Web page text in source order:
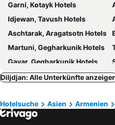
Garni, Kotayk Hotels
Idjewan, Tavush Hotels
Aschtarak, Aragatsotn Hotels
Martuni, Gegharkunik Hotels
Gavar, Gegharkunik Hotels
Abowian, Kotayk Hotels
Tsaghkadzor, Kotayk Hotels
Gäncä, Gäncä Hotels
Diljdjan: Alle Unterkünfte
Hotelsuche Asien Armenien